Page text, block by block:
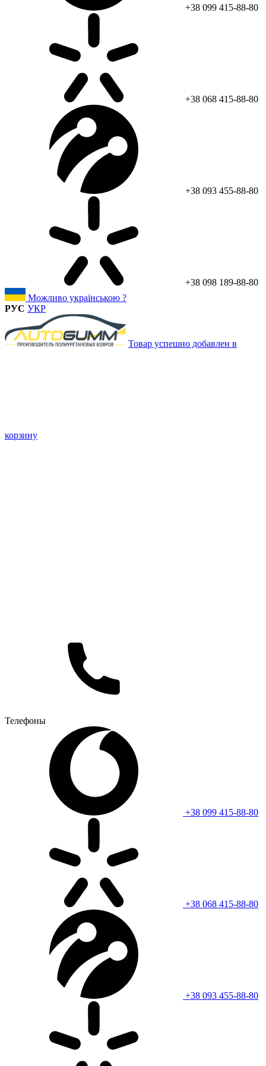
+38 099 415-88-80
+38 068 415-88-80
+38 093 455-88-80
+38 098 189-88-80
Можливо українською ?
РУС УКР
Товар успешно добавлен в
корзину
Телефоны
+38 099 415-88-80
+38 068 415-88-80
+38 093 455-88-80